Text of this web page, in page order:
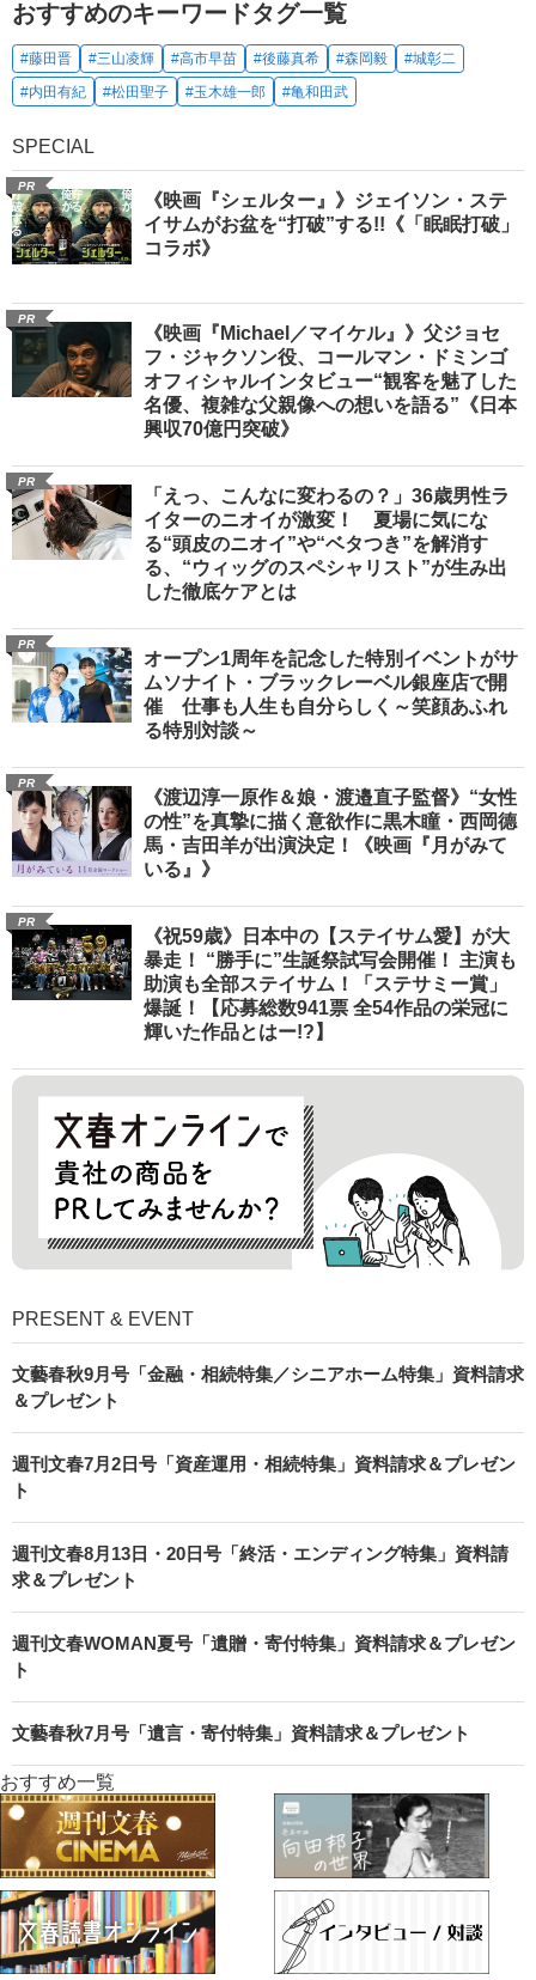
おすすめのキーワードタグ一覧
#藤田晋 #三山凌輝 #高市早苗 #後藤真希 #森岡毅
#城彰二
#内田有紀
#松田聖子 #玉木雄一郎 #亀和田武
SPECIAL
PR
《映画『シェルター』》ジェイソン・ステ
イサムがお盆を“打破”する!!《「眠眠打破」
コラボ》
PR
《映画『Michael／マイケル』》父ジョセ
フ・ジャクソン役、コールマン・ドミンゴ
オフィシャルインタビュー“観客を魅了した
名優、複雑な父親像への想いを語る”《日本
興収70億円突破》
PR
「えっ、こんなに変わるの？」36歳男性ラ
イターのニオイが激変！ 夏場に気にな
る“頭皮のニオイ”や“ベタつき”を解消す
る、“ウィッグのスペシャリスト”が生み出
した徹底ケアとは
PR
オープン1周年を記念した特別イベントがサ
ムソナイト・ブラックレーベル銀座店で開
催 仕事も人生も自分らしく～笑顔あふれ
る特別対談～
PR
《渡辺淳一原作＆娘・渡邉直子監督》“女性
の性”を真摯に描く意欲作に黒木瞳・西岡德
馬・吉田羊が出演決定！《映画『月がみて
いる』》
PR
《祝59歳》日本中の【ステイサム愛】が大
暴走！ “勝手に”生誕祭試写会開催！ 主演も
助演も全部ステイサム！「ステサミー賞」
爆誕！【応募総数941票 全54作品の栄冠に
輝いた作品とはー!?】
PRESENT & EVENT
文藝春秋9月号「金融・相続特集／シニアホーム特集」資料請求
＆プレゼント
週刊文春7月2日号「資産運用・相続特集」資料請求＆プレゼン
ト
週刊文春8月13日・20日号「終活・エンディング特集」資料請
求＆プレゼント
週刊文春WOMAN夏号「遺贈・寄付特集」資料請求＆プレゼン
ト
文藝春秋7月号「遺言・寄付特集」資料請求＆プレゼント
おすすめ一覧